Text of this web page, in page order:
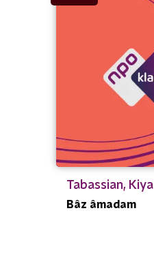
Tabassian, Kiya
Bâz âmadam